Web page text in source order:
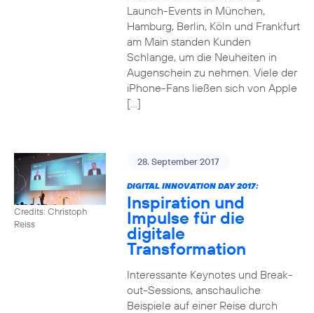
Launch-Events in München,
Hamburg, Berlin, Köln und Frankfurt
am Main standen Kunden
Schlange, um die Neuheiten in
Augenschein zu nehmen. Viele der
iPhone-Fans ließen sich von Apple
[…]
Credits: Christoph
Reiss
28. September 2017
DIGITAL INNOVATION DAY 2017:
Inspiration und
Impulse für die
digitale
Transformation
Interessante Keynotes und Break-
out-Sessions, anschauliche
Beispiele auf einer Reise durch